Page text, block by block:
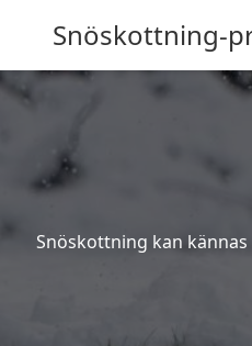
Snöskottning-
Snöskottning kan